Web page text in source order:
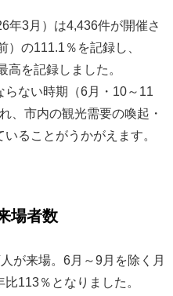
年3月）は4,436件が開催さ
の111.1％を記録し、
高を記録しました。
らない時期（6月・10～11
、市内の観光需要の喚起・
ることがうかがえます。
場者数
が来場。6月～9月を除く月
113％となりました。